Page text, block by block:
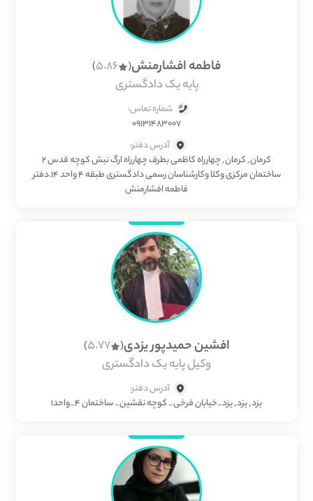
فاطمه افشارمنش(
5.86
)
پایه یک دادگستری
شماره تماس:
09131483007
آدرس دفتر:
كرمان, کرمان, چهارراه کاظمی بطرف چهارراه ارگ نبش کوچه قدس 2
ساختمان مرکزی وکلا وکارشناسان رسمی دادگستری طبقه 4 واحد 14.دفتر
فاطمه افشارمنش
افشین حمیدپور یزدی(
5.77
)
وکیل پایه یک دادگستری
آدرس دفتر:
یزد, یزد, یزد_خیابان فرخی_ کوچه نقشین_ ساختمان ۴_واحد۱